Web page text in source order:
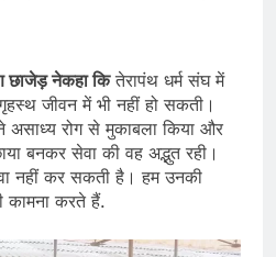
छाजेड़ नेकहा कितेरापंथ धर्म संघ में
जीवन में भी नहीं हो सकती।
असाध्य रोग से मुकाबला किया और
बनकर सेवा की वह अद्भुत रही।
नहीं कर सकती है। हम उनकी
कामना करते हैं.